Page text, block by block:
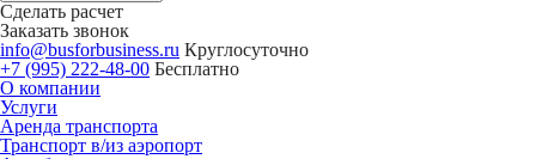
Сделать расчет
Заказать звонок
info@busforbusiness.ru Круглосуточно
+7 (995) 222-48-00 Бесплатно
О компании
Услуги
Аренда транспорта
Транспорт в/из аэропорт